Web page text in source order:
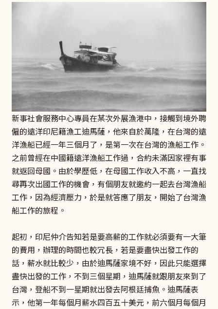
新事社會服務中心專員在某次外展漁港中，接觸到境外聘
僱的遠洋印尼籍漁工迪馬薩，他來自於萬隆，在台灣的遠
洋漁船已經一年三個月了，是第一次在台灣的漁船工作。
之前曾經在中國籍遠洋漁船工作過，合約未滿因家裡有事
就返回母國。由於學歷低，在母國工作收入不高，一直找
尋再次出國工作的機會，有個朋友就邀約一起去台灣漁船
工作，因為經濟壓力，於是就答應了朋友，開始了台灣漁
船工作的旅程。
起初，印尼仲介告知若是要高薪的工作就必須要有一大筆
的費用，辦理的時間也較冗長，若是要盡快出發工作的
話，薪水就比較少，由於迪馬薩家境不好，因此只能選擇
盡快出發的工作，不到三個星期，迪馬薩就跟朋友來到了
台灣，登船不到一星期就出發去阿根廷捕魚。迪馬薩表
示，他第一年每個月薪水四百五十美元，前六個月每個月